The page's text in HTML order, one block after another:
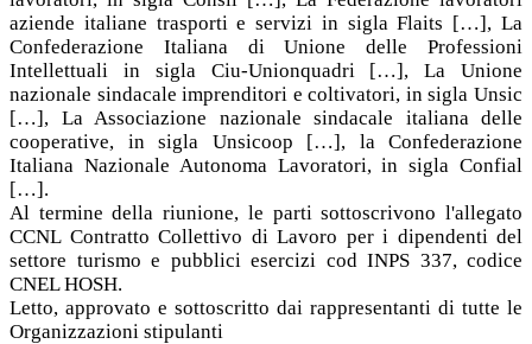
aziende italiane trasporti e servizi in sigla Flaits […], La
Confederazione Italiana di Unione delle Professioni
Intellettuali in sigla Ciu-Unionquadri […], La Unione
nazionale sindacale imprenditori e coltivatori, in sigla Unsic
[…], La Associazione nazionale sindacale italiana delle
cooperative, in sigla Unsicoop […], la Confederazione
Italiana Nazionale Autonoma Lavoratori, in sigla Confial
[…].
Al termine della riunione, le parti sottoscrivono l'allegato
CCNL Contratto Collettivo di Lavoro per i dipendenti del
settore turismo e pubblici esercizi cod INPS 337, codice
CNEL HOSH.
Letto, approvato e sottoscritto dai rappresentanti di tutte le
Organizzazioni stipulanti